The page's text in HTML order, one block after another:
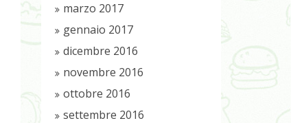
marzo 2017
gennaio 2017
dicembre 2016
novembre 2016
ottobre 2016
settembre 2016